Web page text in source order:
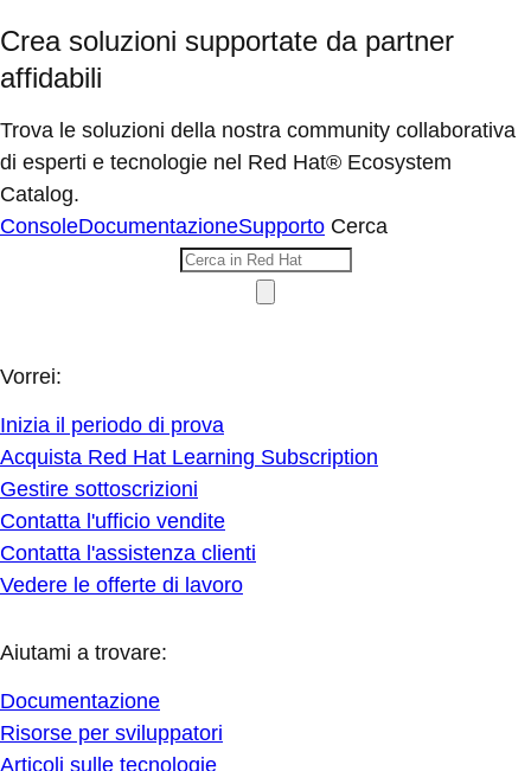
Crea soluzioni supportate da partner
affidabili
Trova le soluzioni della nostra community collaborativa
di esperti e tecnologie nel Red Hat® Ecosystem
Catalog.
ConsoleDocumentazioneSupporto Cerca
Vorrei:
Inizia il periodo di prova
Acquista Red Hat Learning Subscription
Gestire sottoscrizioni
Contatta l'ufficio vendite
Contatta l'assistenza clienti
Vedere le offerte di lavoro
Aiutami a trovare:
Documentazione
Risorse per sviluppatori
Articoli sulle tecnologie